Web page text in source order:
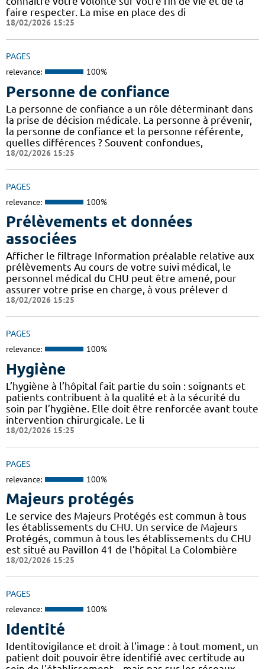
faire respecter. La mise en place des di
18/02/2026 15:25
PAGES
relevance: 100%
Personne de confiance
La personne de confiance a un rôle déterminant dans
la prise de décision médicale. La personne à prévenir,
la personne de confiance et la personne référente,
quelles différences ? Souvent confondues,
18/02/2026 15:25
PAGES
relevance: 100%
Prélèvements et données
associées
Afficher le filtrage Information préalable relative aux
prélèvements Au cours de votre suivi médical, le
personnel médical du CHU peut être amené, pour
assurer votre prise en charge, à vous prélever d
18/02/2026 15:25
PAGES
relevance: 100%
Hygiène
L’hygiène à l’hôpital fait partie du soin : soignants et
patients contribuent à la qualité et à la sécurité du
soin par l’hygiène. Elle doit être renforcée avant toute
intervention chirurgicale. Le li
18/02/2026 15:25
PAGES
relevance: 100%
Majeurs protégés
Le service des Majeurs Protégés est commun à tous
les établissements du CHU. Un service de Majeurs
Protégés, commun à tous les établissements du CHU
est situé au Pavillon 41 de l’hôpital La Colombière
18/02/2026 15:25
PAGES
relevance: 100%
Identité
Identitovigilance et droit à l'image : à tout moment, un
patient doit pouvoir être identifié avec certitude au